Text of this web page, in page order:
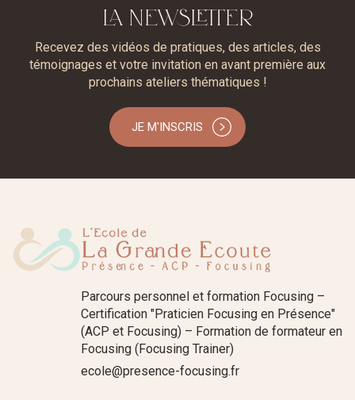
LA NEWSLETTER
Recevez des vidéos de pratiques, des articles, des
témoignages et votre invitation en avant première aux
prochains ateliers thématiques !
JE M'INSCRIS
Parcours personnel et formation Focusing –
Certification "Praticien Focusing en Présence"
(ACP et Focusing) – Formation de formateur en
Focusing (Focusing Trainer)
ecole@presence-focusing.fr